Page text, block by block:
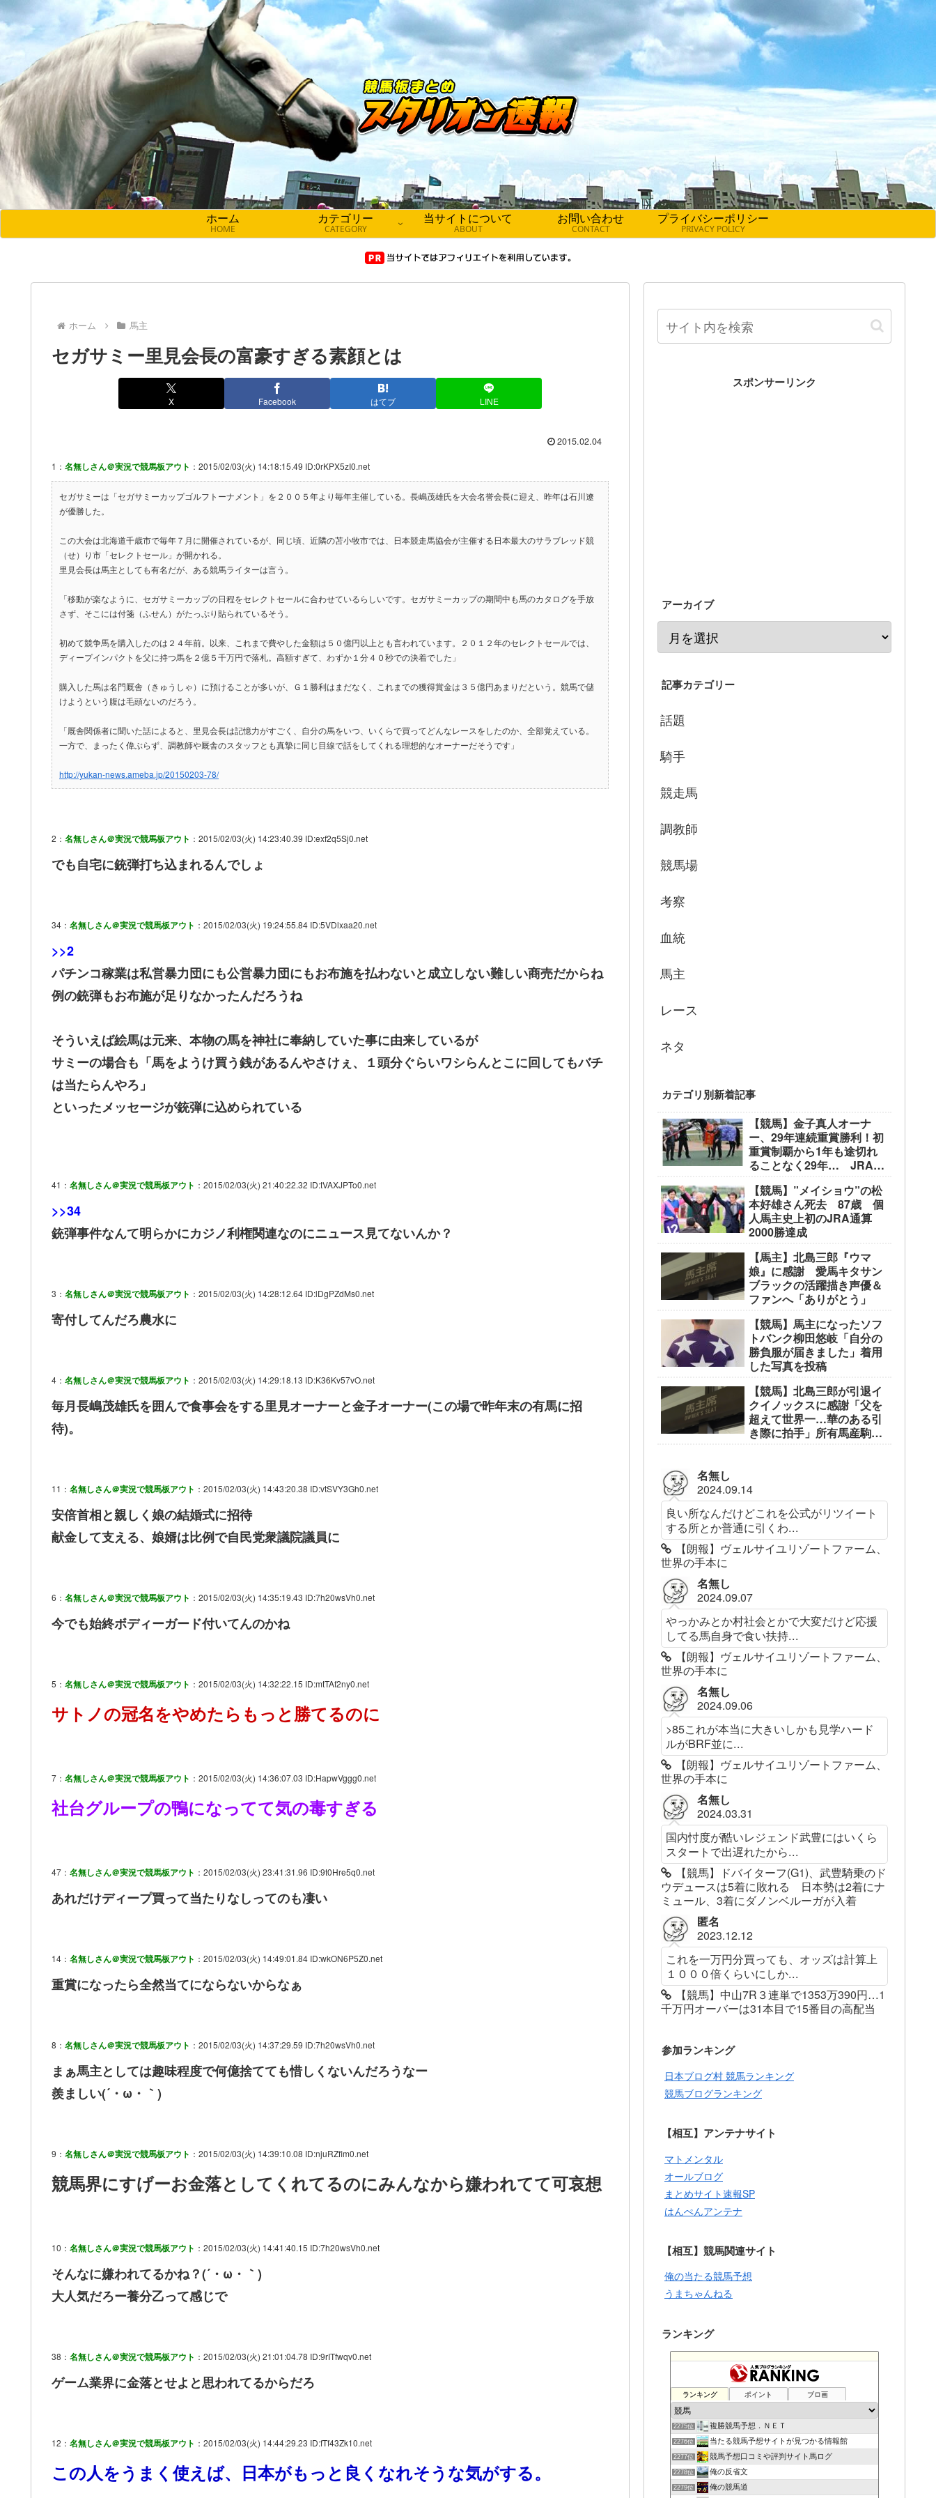
ホーム
HOME
カテゴリー
CATEGORY
当サイトについて
ABOUT
お問い合わせ
CONTACT
プライバシーポリシー
PRIVACY POLICY
ホーム 馬主
セガサミー里見会長の富豪すぎる素顔とは
X Facebook はてブ LINE
2015.02.04
1： 名無しさん＠実況で競馬板アウト ：2015/02/03(火) 14:18:15.49 ID:0rKPX5zI0.net
セガサミーは「セガサミーカップゴルフトーナメント」を２００５年より毎年主催している。長嶋茂雄氏を大会名誉会長に迎え、昨年は石川遼
が優勝した。
この大会は北海道千歳市で毎年７月に開催されているが、同じ頃、近隣の苫小牧市では、日本競走馬協会が主催する日本最大のサラブレッド競
（せ）り市「セレクトセール」が開かれる。
里見会長は馬主としても有名だが、ある競馬ライターは言う。
「移動が楽なように、セガサミーカップの日程をセレクトセールに合わせているらしいです。セガサミーカップの期間中も馬のカタログを手放
さず、そこには付箋（ふせん）がたっぷり貼られているそう。
初めて競争馬を購入したのは２４年前。以来、これまで費やした金額は５０億円以上とも言われています。２０１２年のセレクトセールでは、
ディープインパクトを父に持つ馬を２億５千万円で落札。高額すぎて、わずか１分４０秒での決着でした」
購入した馬は名門厩舎（きゅうしゃ）に預けることが多いが、Ｇ１勝利はまだなく、これまでの獲得賞金は３５億円あまりだという。競馬で儲
けようという腹は毛頭ないのだろう。
「厩舎関係者に聞いた話によると、里見会長は記憶力がすごく、自分の馬をいつ、いくらで買ってどんなレースをしたのか、全部覚えている。
一方で、まったく偉ぶらず、調教師や厩舎のスタッフとも真摯に同じ目線で話をしてくれる理想的なオーナーだそうです」
http://yukan-news.ameba.jp/20150203-78/
2： 名無しさん＠実況で競馬板アウト ：2015/02/03(火) 14:23:40.39 ID:exf2q5Sj0.net
でも自宅に銃弾打ち込まれるんでしょ
34： 名無しさん＠実況で競馬板アウト ：2015/02/03(火) 19:24:55.84 ID:5VDlxaa20.net
>>2
パチンコ稼業は私営暴力団にも公営暴力団にもお布施を払わないと成立しない難しい商売だからね
例の銃弾もお布施が足りなかったんだろうね
そういえば絵馬は元来、本物の馬を神社に奉納していた事に由来しているが
サミーの場合も「馬をようけ買う銭があるんやさけぇ、１頭分ぐらいワシらんとこに回してもバチ
は当たらんやろ」
といったメッセージが銃弾に込められている
41： 名無しさん＠実況で競馬板アウト ：2015/02/03(火) 21:40:22.32 ID:tVAXJPTo0.net
>>34
銃弾事件なんて明らかにカジノ利権関連なのにニュース見てないんか？
3： 名無しさん＠実況で競馬板アウト ：2015/02/03(火) 14:28:12.64 ID:lDgPZdMs0.net
寄付してんだろ農水に
4： 名無しさん＠実況で競馬板アウト ：2015/02/03(火) 14:29:18.13 ID:K36Kv57vO.net
毎月長嶋茂雄氏を囲んで食事会をする里見オーナーと金子オーナー(この場で昨年末の有馬に招
待)。
11： 名無しさん＠実況で競馬板アウト ：2015/02/03(火) 14:43:20.38 ID:vtSVY3Gh0.net
安倍首相と親しく娘の結婚式に招待
献金して支える、娘婿は比例で自民党衆議院議員に
6： 名無しさん＠実況で競馬板アウト ：2015/02/03(火) 14:35:19.43 ID:7h20wsVh0.net
今でも始終ボディーガード付いてんのかね
5： 名無しさん＠実況で競馬板アウト ：2015/02/03(火) 14:32:22.15 ID:mtTAf2ny0.net
サトノの冠名をやめたらもっと勝てるのに
7： 名無しさん＠実況で競馬板アウト ：2015/02/03(火) 14:36:07.03 ID:HapwVggg0.net
社台グループの鴨になってて気の毒すぎる
47： 名無しさん＠実況で競馬板アウト ：2015/02/03(火) 23:41:31.96 ID:9t0Hre5q0.net
あれだけディープ買って当たりなしってのも凄い
14： 名無しさん＠実況で競馬板アウト ：2015/02/03(火) 14:49:01.84 ID:wkON6P5Z0.net
重賞になったら全然当てにならないからなぁ
8： 名無しさん＠実況で競馬板アウト ：2015/02/03(火) 14:37:29.59 ID:7h20wsVh0.net
まぁ馬主としては趣味程度で何億捨てても惜しくないんだろうなー
羨ましい(´・ω・｀)
9： 名無しさん＠実況で競馬板アウト ：2015/02/03(火) 14:39:10.08 ID:njuRZfim0.net
競馬界にすげーお金落としてくれてるのにみんなから嫌われてて可哀想
10： 名無しさん＠実況で競馬板アウト ：2015/02/03(火) 14:41:40.15 ID:7h20wsVh0.net
そんなに嫌われてるかね？(´・ω・｀)
大人気だろー養分乙って感じで
38： 名無しさん＠実況で競馬板アウト ：2015/02/03(火) 21:01:04.78 ID:9rITfwqv0.net
ゲーム業界に金落とせよと思われてるからだろ
12： 名無しさん＠実況で競馬板アウト ：2015/02/03(火) 14:44:29.23 ID:fTf43Zk10.net
この人をうまく使えば、日本がもっと良くなれそうな気がする。
スポンサーリンク
アーカイブ
記事カテゴリー
話題
騎手
競走馬
調教師
競馬場
考察
血統
馬主
レース
ネタ
カテゴリ別新着記事
【競馬】金子真人オーナ
ー、29年連続重賞勝利！初
重賞制覇から1年も途切れ
ることなく29年… JRA重
ごすぎる」
【競馬】”メイショウ”の松
本好雄さん死去 87歳 個
人馬主史上初のJRA通算
2000勝達成
【馬主】北島三郎『ウマ
娘』に感謝 愛馬キタサン
ブラックの活躍描き声優＆
ファンへ「ありがとう」
【競馬】馬主になったソフ
トバンク柳田悠岐「自分の
勝負服が届きました」着用
した写真を投稿
【競馬】北島三郎が引退イ
クイノックスに感謝「父を
超えて世界一…華のある引
き際に拍手」所有馬産駒筆
名無し
2024.09.14
良い所なんだけどこれを公式がリツイート
する所とか普通に引くわ...
【朗報】ヴェルサイユリゾートファーム、
世界の手本に
名無し
2024.09.07
やっかみとか村社会とかで大変だけど応援
してる馬自身で食い扶持...
【朗報】ヴェルサイユリゾートファーム、
世界の手本に
名無し
2024.09.06
>85これが本当に大きいしかも見学ハード
ルがBRF並に...
【朗報】ヴェルサイユリゾートファーム、
世界の手本に
名無し
2024.03.31
国内忖度が酷いレジェンド武豊にはいくら
スタートで出遅れたから...
【競馬】ドバイターフ(G1)、武豊騎乗のド
ウデュースは5着に敗れる 日本勢は2着にナ
ミュール、3着にダノンベルーガが入着
匿名
2023.12.12
これを一万円分買っても、オッズは計算上
１０００倍くらいにしか...
【競馬】中山7R３連単で1353万390円…1
千万円オーバーは31本目で15番目の高配当
参加ランキング
日本ブログ村 競馬ランキング
競馬ブログランキング
【相互】アンテナサイト
マトメンタル
オールブログ
まとめサイト速報SP
はんぺんアンテナ
【相互】競馬関連サイト
俺の当たる競馬予想
うまちゃんねる
ランキング
ランキング ポイント ブロ画
2275位 複勝競馬予想．ＮＥＴ
2276位 当たる競馬予想サイトが見つかる情報館
2277位 競馬予想口コミや評判サイト馬ログ
2278位 俺の反省文
2279位 俺の競馬道